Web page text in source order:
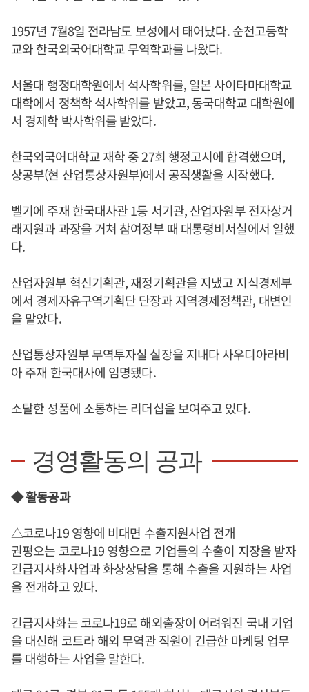
1957년 7월8일 전라남도 보성에서 태어났다. 순천고등학
교와 한국외국어대학교 무역학과를 나왔다.
서울대 행정대학원에서 석사학위를, 일본 사이타마대학교
대학에서 정책학 석사학위를 받았고, 동국대학교 대학원에
서 경제학 박사학위를 받았다.
한국외국어대학교 재학 중 27회 행정고시에 합격했으며,
상공부(현 산업통상자원부)에서 공직생활을 시작했다.
벨기에 주재 한국대사관 1등 서기관, 산업자원부 전자상거
래지원과 과장을 거쳐 참여정부 때 대통령비서실에서 일했
다.
산업자원부 혁신기획관, 재정기획관을 지냈고 지식경제부
에서 경제자유구역기획단 단장과 지역경제정책관, 대변인
을 맡았다.
산업통상자원부 무역투자실 실장을 지내다 사우디아라비
아 주재 한국대사에 임명됐다.
소탈한 성품에 소통하는 리더십을 보여주고 있다.
경영활동의 공과
◆ 활동공과
△코로나19 영향에 비대면 수출지원사업 전개
권평오는 코로나19 영향으로 기업들의 수출이 지장을 받자
긴급지사화사업과 화상상담을 통해 수출을 지원하는 사업
을 전개하고 있다.
긴급지사화는 코로나19로 해외출장이 어려워진 국내 기업
을 대신해 코트라 해외 무역관 직원이 긴급한 마케팅 업무
를 대행하는 사업을 말한다.